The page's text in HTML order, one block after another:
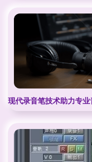
现代录音笔技术助力专